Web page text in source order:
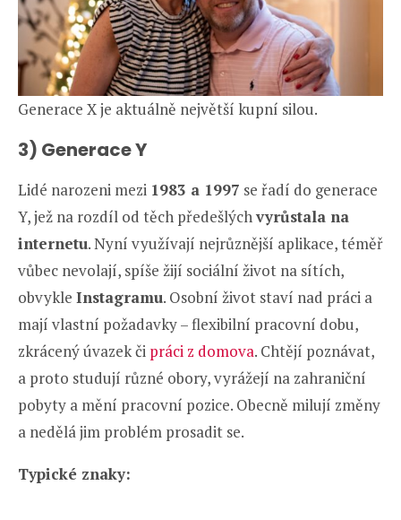
Generace X je aktuálně největší kupní silou.
3) Generace Y
Lidé narozeni mezi 1983 a 1997 se řadí do generace
Y, jež na rozdíl od těch předešlýchvyrůstala na
internetu. Nyní využívají nejrůznější aplikace, téměř
vůbec nevolají, spíše žijí sociální život na sítích,
obvykle Instagramu. Osobní život staví nad práci a
mají vlastní požadavky – flexibilní pracovní dobu,
zkrácený úvazek či práci z domova. Chtějí poznávat,
a proto studují různé obory, vyrážejí na zahraniční
pobyty a mění pracovní pozice. Obecně milují změny
a nedělá jim problém prosadit se.
Typické znaky: